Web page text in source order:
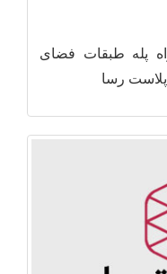
پله طبقات فضای
رسا